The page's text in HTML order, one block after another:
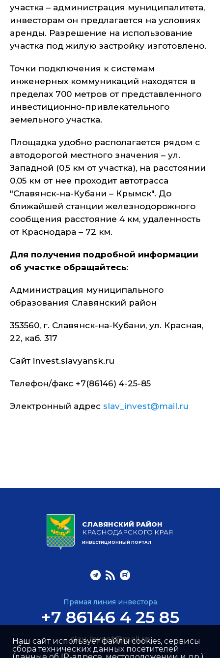
участка – администрация муниципалитета,
инвесторам он предлагается на условиях
аренды. Разрешение на использование
участка под жилую застройку изготовлено.
Точки подключения к системам
инженерных коммуникаций находятся в
пределах 700 метров от представленного
инвестиционно-привлекательного
земельного участка.
Площадка удобно располагается рядом с
автодорогой местного значения – ул.
Западной (0,5 км от участка), на расстоянии
0,05 км от нее проходит автотрасса
"Славянск-на-Кубани – Крымск". До
ближайшей станции железнодорожного
сообщения расстояние 4 км, удаленность
от Краснодара – 72 км.
Для получения подробной информации
об участке обращайтесь:
Администрация муниципального
образования Славянский район
353560, г. Славянск-на-Кубани, ул. Красная,
22, каб. 317
Сайт invest.slavyansk.ru
Телефон/факс +7(86146) 4-25-85
Электронный адрес slav_invest@mail.ru
СЛАВЯНСКИЙ РАЙОН
КРАСНОДАРСКОГО КРАЯ
ИНВЕСТИЦИОННЫЙ ПОРТАЛ
Прямая линия инвестора
+7 86146 4 25 85
slav_invest@mail.ru
Наш сайт использует файлы cookies, сервисы
сбора технических данных посетителей